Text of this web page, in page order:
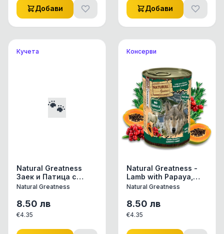
Добави Добави
Кучета
🐾
Natural Greatness
Заек и Патица с
ябълка, домат и
конс. за куче.
Natural Greatness
8.50 лв
€4.35
Консерви
Natural Greatness -
Lamb with Papaya,
Cranberry and
папая, боровинки и
розмарин 400 гр.
Natural Greatness
8.50 лв
€4.35